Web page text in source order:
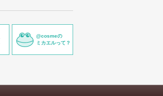
@cosmeの
ミカエルって？